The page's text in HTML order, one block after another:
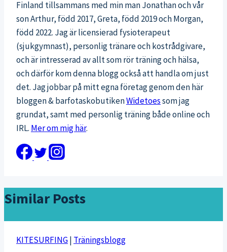
Finland tillsammans med min man Jonathan och vår
son Arthur, född 2017, Greta, född 2019 och Morgan,
född 2022. Jag är licensierad fysioterapeut
(sjukgymnast), personlig tränare och kostrådgivare,
och är intresserad av allt som rör träning och hälsa,
och därför kom denna blogg också att handla om just
det. Jag jobbar på mitt egna företag genom den här
bloggen & barfotaskobutikenWidetoessom jag
grundat, samt med personlig träning både online och
IRL. Mer om mig här.
Similar Posts
KITESURFING| Träningsblogg